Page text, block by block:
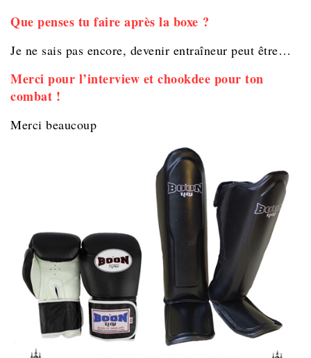
Que penses tu faire après la boxe ?
Je ne sais pas encore, devenir entraîneur peut être…
Merci pour l’interview et chookdee pour ton
combat !
Merci beaucoup